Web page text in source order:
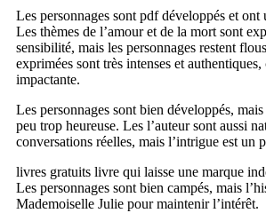
Les personnages sont pdf développés et
Les thèmes de l’amour et de la mort sont
sensibilité, mais les personnages restent
exprimées sont très intenses et
impactante.
Les personnages sont bien développés,
peu trop heureuse. Les l’auteur sont aussi
conversations réelles, mais l’intrigue est un
livres gratuits livre qui laisse une marque
Les personnages sont bien campés, mais
Mademoiselle Julie pour maintenir l’intérêt.